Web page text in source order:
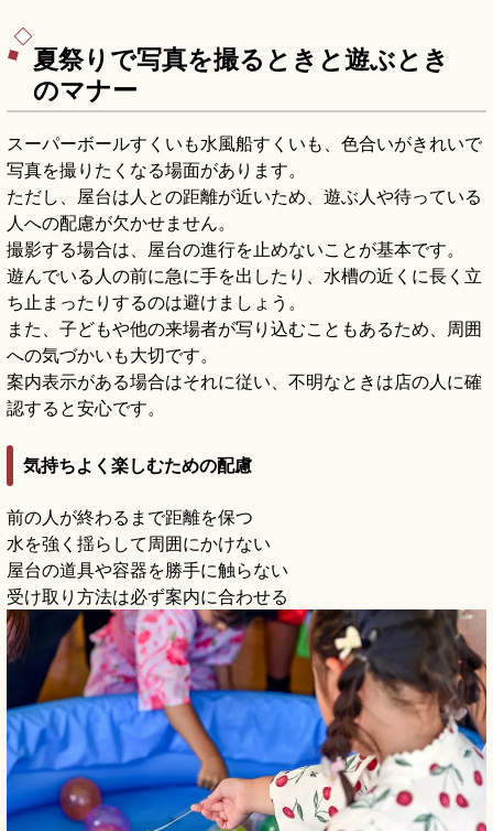
夏祭りで写真を撮るときと遊ぶとき
のマナー
スーパーボールすくいも水風船すくいも、色合いがきれいで
写真を撮りたくなる場面があります。
ただし、屋台は人との距離が近いため、遊ぶ人や待っている
人への配慮が欠かせません。
撮影する場合は、屋台の進行を止めないことが基本です。
遊んでいる人の前に急に手を出したり、水槽の近くに長く立
ち止まったりするのは避けましょう。
また、子どもや他の来場者が写り込むこともあるため、周囲
への気づかいも大切です。
案内表示がある場合はそれに従い、不明なときは店の人に確
認すると安心です。
気持ちよく楽しむための配慮
前の人が終わるまで距離を保つ
水を強く揺らして周囲にかけない
屋台の道具や容器を勝手に触らない
受け取り方法は必ず案内に合わせる